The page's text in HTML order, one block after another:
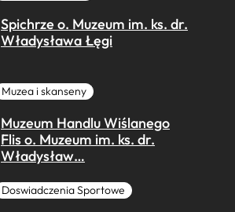
Spichrze o. Muzeum im. ks. dr.
Władysława Łęgi
Muzea i skanseny
Muzeum Handlu Wiślanego
Flis o. Muzeum im. ks. dr.
Władysław…
Doswiadczenia Sportowe